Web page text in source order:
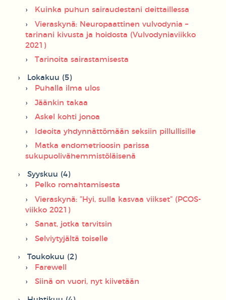
Kuinka puhun sairaudestani deittaillessa
Vieraskynä: Neuropaattinen vulvodynia –
tarinani kivusta ja hoidosta (Vulvodyniaviikko
2021)
Tarinoita sairastamisesta
Lokakuu (5)
Puhalla ilma ulos
Jäänkin takaa
Askel kohti jonoa
Ideoita yhdynnättömään seksiin pillullisille
Matka endometrioosin parissa
sukupuolivähemmistöläisenä
Syyskuu (4)
Pelko romahtamisesta
Vieraskynä: ”Hyi, sulla kasvaa viikset” (PCOS-
viikko 2021)
Sanat, jotka tarvitsin
Selviytyjältä toiselle
Toukokuu (2)
Farewell
Siinä on vuori, nyt kiivetään